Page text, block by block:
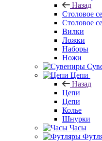
Назад
Столовое
Столовое
Вилки
Ложки
Наборы
Ножи
Цепи
Назад
Цепи
Цепи
Колье
Шнурки
Часы